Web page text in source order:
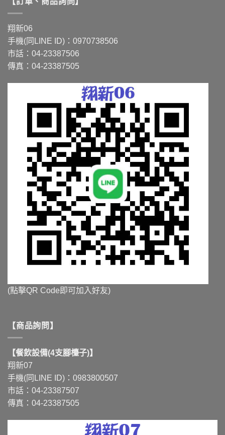
多
款
式。
可
在
產
式。
頁
面
選
擇
選
項
翔新06
手機(同LINE ID)：0970738506
市話：04-23387506
傳真：04-23387505
(點擊QR Code即可加入好友)
【商品詢問】
【餐飲設備(4支腳檯子)】
翔新07
手機(同LINE ID)：0983800507
市話：04-23387507
傳真：04-23387505